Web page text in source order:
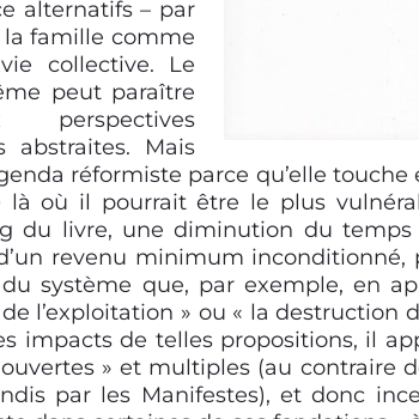
alternatifs – par
famille comme
collective. Le
peut paraître
abstraites. Mais
réformiste parce qu’elle touche
où il pourrait être le plus
du livre, une diminution du
revenu minimum
système que, par exemple, en
l’exploitation » ou « la destruction
impacts de telles propositions, il
» et multiples (au contraire
par les Manifestes), et donc